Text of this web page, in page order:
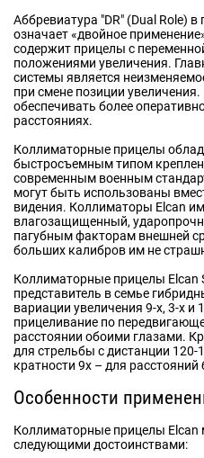
Аббревиатура "DR" (Dual Role)
означает «двойное
содержит прицелы с
положениями увеличения.
системы является
при смене позиции
обеспечивать более
расстояниях.
Коллиматорные прицелы
быстросъемным типом
современным военным
могут быть использованы
видения. Коллиматоры Elcan
влагозащищенный,
пагубным факторам внешней
больших калибров им не
Коллиматорные прицелы Elcan
представитель в семье
вариации увеличения 9-х, 3-х
прицеливание по
расстоянии обоими глазами.
для стрельбы с дистанции
кратности 9х – для
Особенности
Коллиматорные прицелы Elcan
следующими достоинствами: